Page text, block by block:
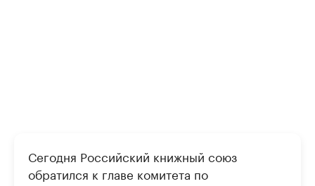
Сегодня Российский книжный союз
обратился к главе комитета по